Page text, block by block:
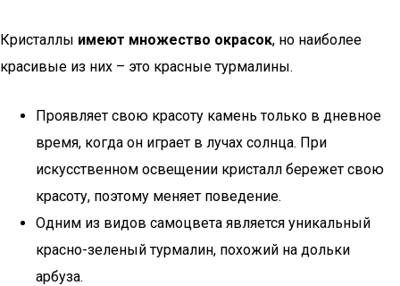
Кристаллы имеют множество окрасок, но наиболее
красивые из них – это красные турмалины.
Проявляет свою красоту камень только в дневное
время, когда он играет в лучах солнца. При
искусственном освещении кристалл бережет свою
красоту, поэтому меняет поведение.
Одним из видов самоцвета является уникальный
красно-зеленый турмалин, похожий на дольки
арбуза.